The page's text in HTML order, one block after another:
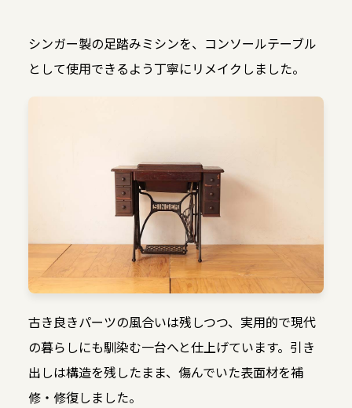
シンガー製の足踏みミシンを、コンソールテーブル
として使用できるよう丁寧にリメイクしました。
古き良きパーツの風合いは残しつつ、実用的で現代
の暮らしにも馴染む一台へと仕上げています。引き
出しは構造を残したまま、傷んでいた表面材を補
修・修復しました。